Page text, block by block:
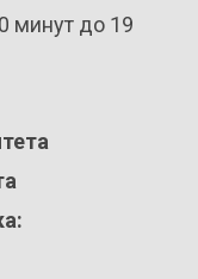
минут до 19